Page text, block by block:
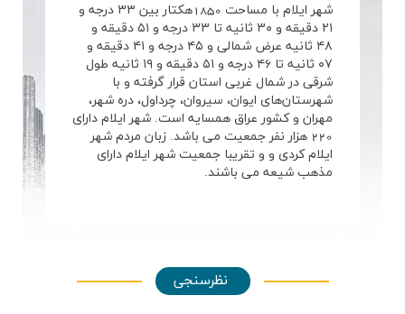
شهر ایلام با مساحت 1850هکتار بین ۳۳ درجه و
۲۱ دقیقه و ۳۰ ثانیه تا ۳۳ درجه و ۵۱ دقیقه و
۴۸ ثانیه عرض شمالی و ۴۵ درجه و ۴۱ دقیقه و
۰۷ ثانیه تا ۴۶ درجه و ۵۱ دقیقه و ۱۹ ثانیه طول
شرقی در شمال غربی استان قرار گرفته و با
شهرستان‌های ایوان، سیروان، چرداول، دره شهر،
مهران و کشور عراق همسایه است. شهر ایلام دارای
220 هزار نفر جمعیت می باشد. زبان مردم شهر
ایلام کردی و و تقریبا جمعیت شهر ایلام دارای
مذهب شیعه می باشند.
نظرسنجی